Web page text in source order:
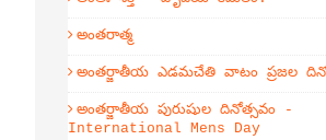
అంతరాత్మ
అంతర్జాతీయ ఎడమచేతి వాటం ప్రజల
అంతర్జాతీయ పురుషుల దినోత్సవం -
International Mens Day